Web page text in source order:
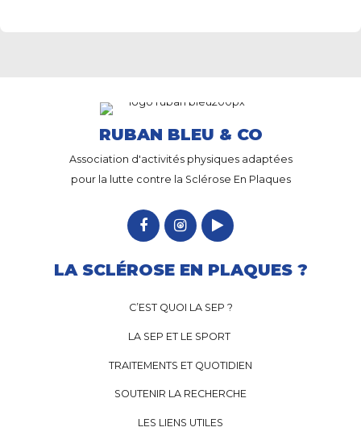
RUBAN BLEU & CO
Association d'activités physiques adaptées
pour la lutte contre la Sclérose En Plaques
LA SCLÉROSE EN PLAQUES ?
C’EST QUOI LA SEP ?
LA SEP ET LE SPORT
TRAITEMENTS ET QUOTIDIEN
SOUTENIR LA RECHERCHE
LES LIENS UTILES